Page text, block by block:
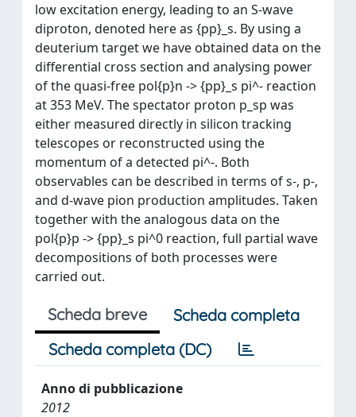
low excitation energy, leading to an S-wave
diproton, denoted here as {pp}_s. By using a
deuterium target we have obtained data on the
differential cross section and analysing power
of the quasi-free pol{p}n -> {pp}_s pi^- reaction
at 353 MeV. The spectator proton p_sp was
either measured directly in silicon tracking
telescopes or reconstructed using the
momentum of a detected pi^-. Both
observables can be described in terms of s-, p-,
and d-wave pion production amplitudes. Taken
together with the analogous data on the
pol{p}p -> {pp}_s pi^0 reaction, full partial wave
decompositions of both processes were
carried out.
Scheda breve
Scheda completa
Scheda completa (DC)
Anno di pubblicazione
2012